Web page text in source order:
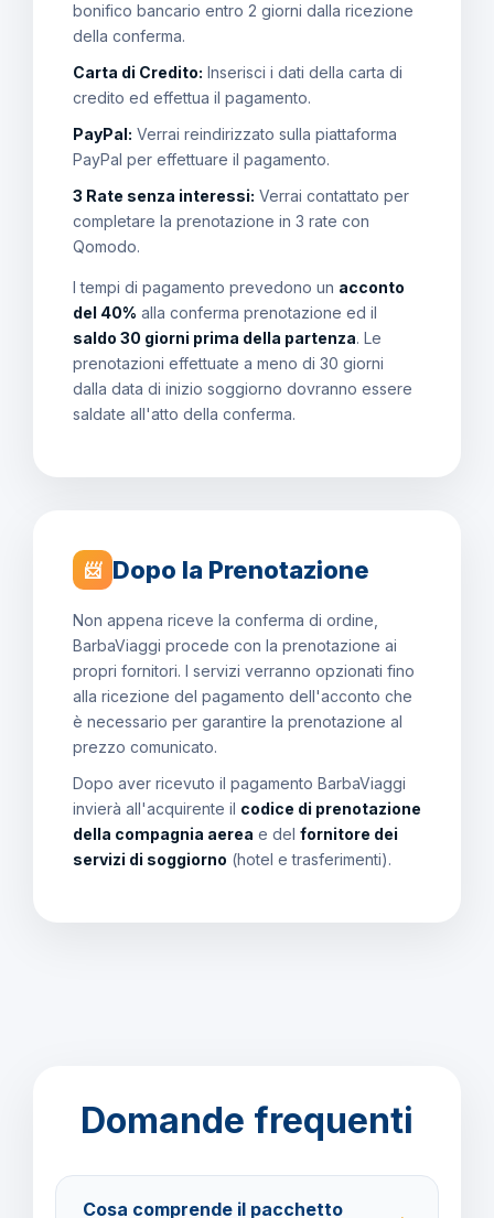
bonifico bancario entro 2 giorni dalla ricezione
della conferma.
Carta di Credito: Inserisci i dati della carta di
credito ed effettua il pagamento.
PayPal: Verrai reindirizzato sulla piattaforma
PayPal per effettuare il pagamento.
3 Rate senza interessi: Verrai contattato per
completare la prenotazione in 3 rate con
Qomodo.
I tempi di pagamento prevedono un acconto
del 40% alla conferma prenotazione ed il
saldo 30 giorni prima della partenza. Le
prenotazioni effettuate a meno di 30 giorni
dalla data di inizio soggiorno dovranno essere
saldate all'atto della conferma.
📨 Dopo la Prenotazione
Non appena riceve la conferma di ordine,
BarbaViaggi procede con la prenotazione ai
propri fornitori. I servizi verranno opzionati fino
alla ricezione del pagamento dell'acconto che
è necessario per garantire la prenotazione al
prezzo comunicato.
Dopo aver ricevuto il pagamento BarbaViaggi
invierà all'acquirente il codice di prenotazione
della compagnia aerea e del fornitore dei
servizi di soggiorno (hotel e trasferimenti).
Domande frequenti
Cosa comprende il pacchetto